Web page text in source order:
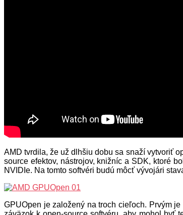
AMD tvrdila, že už dlhšiu dobu sa snaží vytvoriť
source efektov, nástrojov, knižníc a SDK, ktoré
NVIDIe. Na tomto softvéri budú môcť vývojári
GPUOpen je založený na troch cieľoch. Prvým